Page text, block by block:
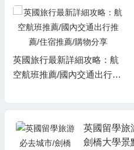
英國旅行最新詳細攻略：航
空航班推薦/國內交通出行推
英國留學旅
劍橋大學景